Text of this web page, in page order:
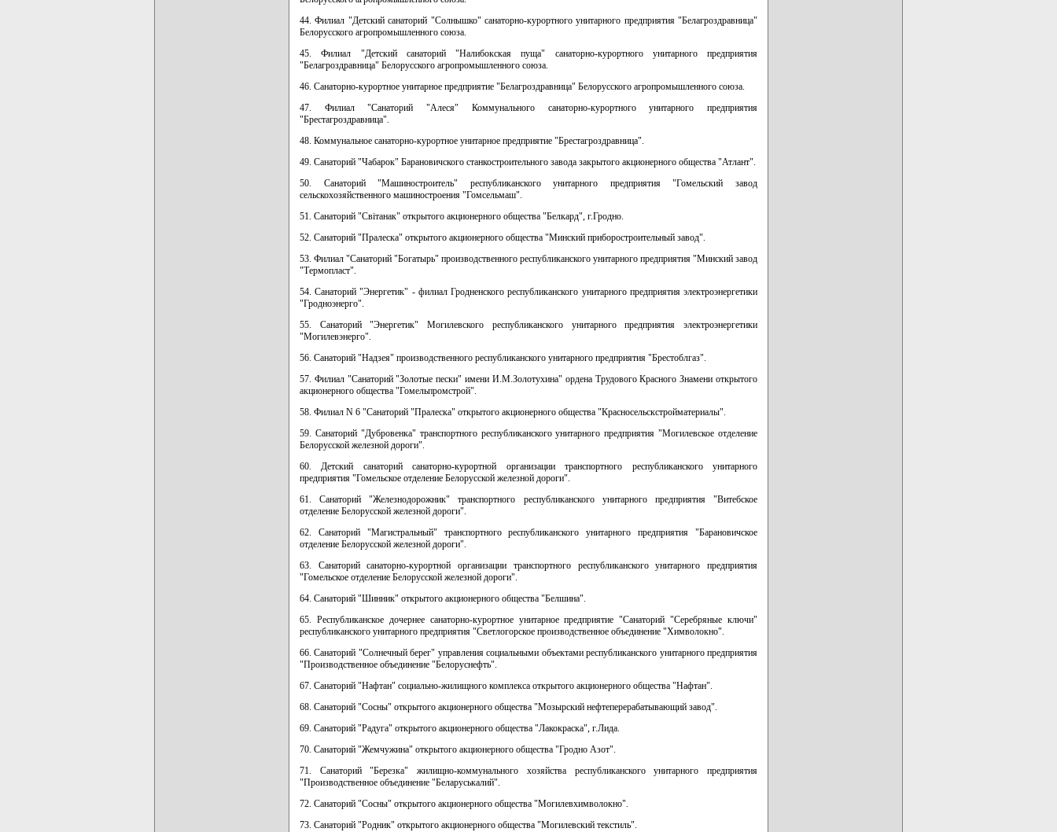
44. Филиал "Детский санаторий "Солнышко" санаторно-курортного унитарного предприятия "Белагроздравница"
Белорусского агропромышленного союза.
45. Филиал "Детский санаторий "Налибокская пуща" санаторно-курортного унитарного предприятия
"Белагроздравница" Белорусского агропромышленного союза.
46. Санаторно-курортное унитарное предприятие "Белагроздравница" Белорусского агропромышленного союза.
47. Филиал "Санаторий "Алеся" Коммунального санаторно-курортного унитарного предприятия
"Брестагроздравница".
48. Коммунальное санаторно-курортное унитарное предприятие "Брестагроздравница".
49. Санаторий "Чабарок" Барановичского станкостроительного завода закрытого акционерного общества "Атлант".
50. Санаторий "Машиностроитель" республиканского унитарного предприятия "Гомельский завод
сельскохозяйственного машиностроения "Гомсельмаш".
51. Санаторий "Свiтанак" открытого акционерного общества "Белкард", г.Гродно.
52. Санаторий "Пралеска" открытого акционерного общества "Минский приборостроительный завод".
53. Филиал "Санаторий "Богатырь" производственного республиканского унитарного предприятия "Минский завод
"Термопласт".
54. Санаторий "Энергетик" - филиал Гродненского республиканского унитарного предприятия электроэнергетики
"Гродноэнерго".
55. Санаторий "Энергетик" Могилевского республиканского унитарного предприятия электроэнергетики
"Могилевэнерго".
56. Санаторий "Надзея" производственного республиканского унитарного предприятия "Брестоблгаз".
57. Филиал "Санаторий "Золотые пески" имени И.М.Золотухина" ордена Трудового Красного Знамени открытого
акционерного общества "Гомельпромстрой".
58. Филиал N 6 "Санаторий "Пралеска" открытого акционерного общества "Красносельскстройматериалы".
59. Санаторий "Дубровенка" транспортного республиканского унитарного предприятия "Могилевское отделение
Белорусской железной дороги".
60. Детский санаторий санаторно-курортной организации транспортного республиканского унитарного
предприятия "Гомельское отделение Белорусской железной дороги".
61. Санаторий "Железнодорожник" транспортного республиканского унитарного предприятия "Витебское
отделение Белорусской железной дороги".
62. Санаторий "Магистральный" транспортного республиканского унитарного предприятия "Барановичское
отделение Белорусской железной дороги".
63. Санаторий санаторно-курортной организации транспортного республиканского унитарного предприятия
"Гомельское отделение Белорусской железной дороги".
64. Санаторий "Шинник" открытого акционерного общества "Белшина".
65. Республиканское дочернее санаторно-курортное унитарное предприятие "Санаторий "Серебряные ключи"
республиканского унитарного предприятия "Светлогорское производственное объединение "Химволокно".
66. Санаторий "Солнечный берег" управления социальными объектами республиканского унитарного предприятия
"Производственное объединение "Белоруснефть".
67. Санаторий "Нафтан" социально-жилищного комплекса открытого акционерного общества "Нафтан".
68. Санаторий "Сосны" открытого акционерного общества "Мозырский нефтеперерабатывающий завод".
69. Санаторий "Радуга" открытого акционерного общества "Лакокраска", г.Лида.
70. Санаторий "Жемчужина" открытого акционерного общества "Гродно Азот".
71. Санаторий "Березка" жилищно-коммунального хозяйства республиканского унитарного предприятия
"Производственное объединение "Беларуськалий".
72. Санаторий "Сосны" открытого акционерного общества "Могилевхимволокно".
73. Санаторий "Родник" открытого акционерного общества "Могилевский текстиль".